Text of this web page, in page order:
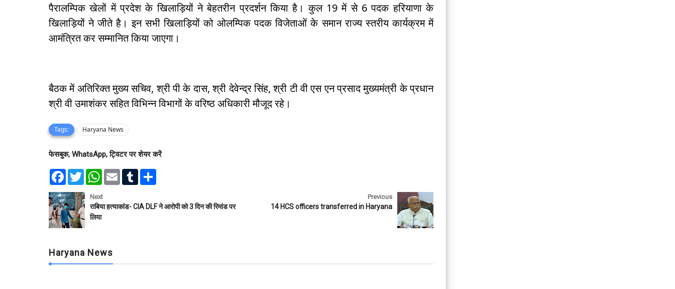
पैरालम्पिक खेलों में प्रदेश के खिलाड़ियों ने बेहतरीन प्रदर्शन किया है। कुल 19 में से 6 पदक हरियाणा के
खिलाड़ियों ने जीते है। इन सभी खिलाड़ियों को ओलम्पिक पदक विजेताओं के समान राज्य स्तरीय कार्यक्रम में
आमंत्रित कर सम्मानित किया जाएगा।
बैठक में अतिरिक्त मुख्य सचिव, श्री पी के दास, श्री देवेन्द्र सिंह, श्री टी वी एस एन प्रसाद मुख्यमंत्री के प्रधान
श्री वी उमाशंकर सहित विभिन्न विभागों के वरिष्ठ अधिकारी मौजूद रहे।
Tags: Haryana News
फेसबुक, WhatsApp, ट्विटर पर शेयर करें
F
e
b
o
o
k
T
w
t
t
e
r
W
t
s
E
l
T
l
e
Next
राबिया हत्याकांड- CIA DLF ने आरोपी को 3 दिन की रिमांड पर
लिया
Previous
14 HCS officers transferred in Haryana
Haryana News